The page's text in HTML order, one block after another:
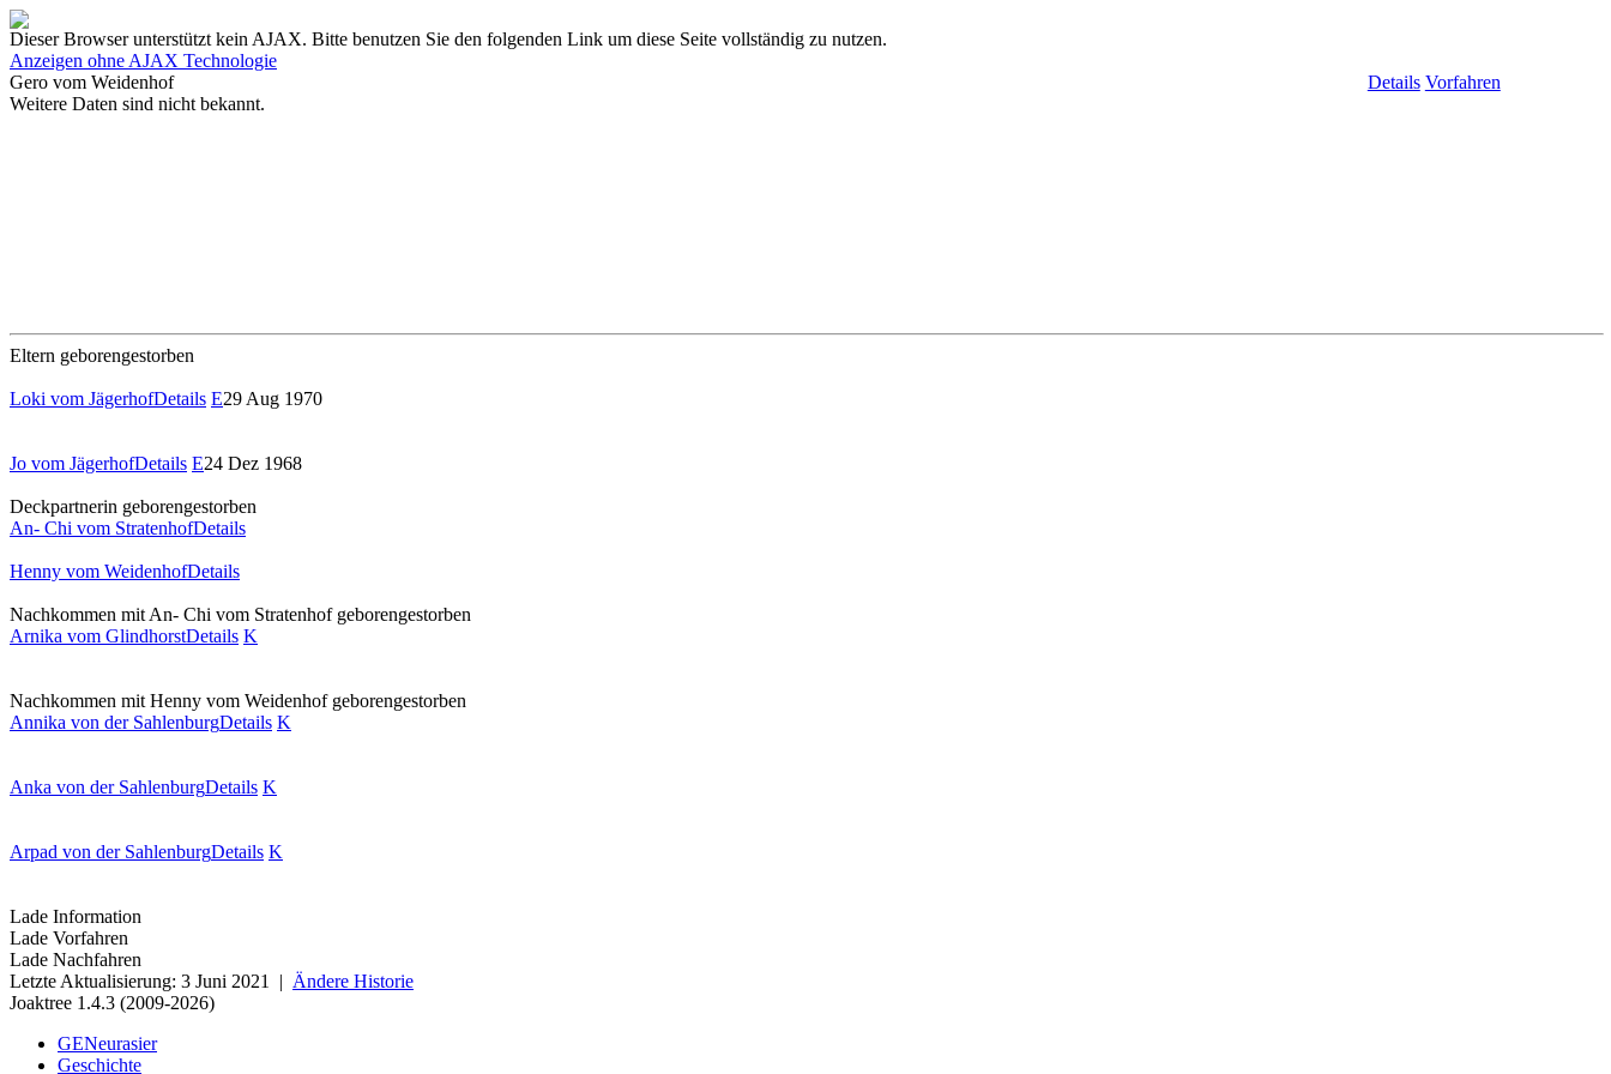
Dieser Browser unterstützt kein AJAX. Bitte benutzen Sie den folgenden Link um diese Seite vollständig zu nutzen.
Anzeigen ohne AJAX Technologie
Gero vom Weidenhof
Details Vorfahren
Weitere Daten sind nicht bekannt.
Eltern geborengestorben
Loki vom JägerhofDetails E29 Aug 1970
Jo vom JägerhofDetails E24 Dez 1968
Deckpartnerin geborengestorben
An- Chi vom StratenhofDetails
Henny vom WeidenhofDetails
Nachkommen mit An- Chi vom Stratenhof geborengestorben
Arnika vom GlindhorstDetails K
Nachkommen mit Henny vom Weidenhof geborengestorben
Annika von der SahlenburgDetails K
Anka von der SahlenburgDetails K
Arpad von der SahlenburgDetails K
Lade Information
Lade Vorfahren
Lade Nachfahren
Letzte Aktualisierung: 3 Juni 2021 | Ändere Historie
Joaktree 1.4.3 (2009-2026)
GENeurasier
Geschichte